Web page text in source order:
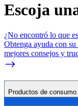
Escoja
¿No encontró lo que
Obtenga ayuda con
mejores consejos y
Productos de consumo